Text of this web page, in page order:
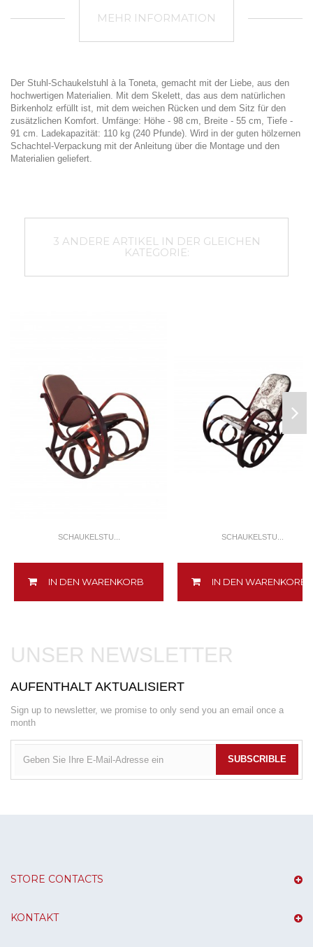
MEHR INFORMATION
Der Stuhl-Schaukelstuhl à la Toneta, gemacht mit der Liebe, aus den
hochwertigen Materialien. Mit dem Skelett, das aus dem natürlichen
Birkenholz erfüllt ist, mit dem weichen Rücken und dem Sitz für den
zusätzlichen Komfort. Umfänge: Höhe - 98 cm, Breite - 55 cm, Tiefe -
91 cm. Ladekapazität: 110 kg (240 Pfunde). Wird in der guten hölzernen
Schachtel-Verpackung mit der Anleitung über die Montage und den
Materialien geliefert.
3 ANDERE ARTIKEL IN DER GLEICHEN
KATEGORIE:
SCHAUKELSTU...
IN DEN WARENKORB
SCHAUKELSTU...
IN DEN WARENKORB
UNSER NEWSLETTER
AUFENTHALT AKTUALISIERT
Sign up to newsletter, we promise to only send you an email once a
month
SUBSCRIBLE
STORE CONTACTS
KONTAKT